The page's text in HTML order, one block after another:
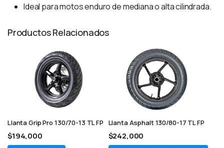
Ideal para motos enduro de mediana o alta cilindrada.
Productos Relacionados
Llanta Grip Pro 130/70-13 TL FP
$194,000
Llanta Asphalt 130/80-17 TL FP
$242,000